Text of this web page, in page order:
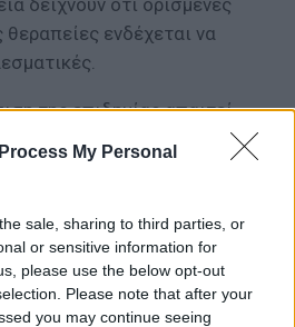
My Personal
sale, sharing to third parties, or
or sensitive information for
please use the below opt-out
Please note that after your
you may continue seeing
δείχνουν ότι ορισμένες
ενδέχεται να
της επιδημίας απαιτεί
πόρους. Σύμφωνα με
Africa CDC
έξι μήνες για να τεθεί η
Μοντέλα των αμερικανικών
Πρόληψης Νοσημάτων (CDC)
η εξάπλωση δεν ανακοπεί, η